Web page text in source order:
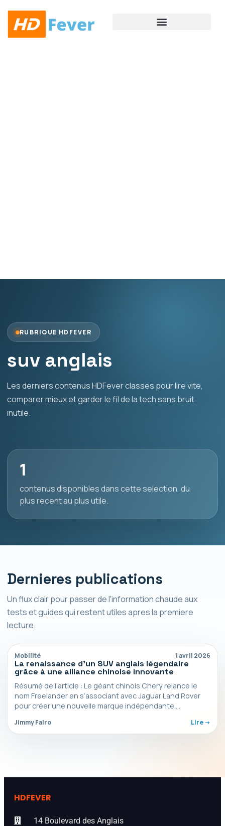
RUBRIQUE HDFEVER
suv anglais
Les derniers contenus HDFever classes pour lire vite,
comparer mieux et garder le fil de la tech sans bruit
inutile.
1
contenus disponibles dans cette selection, du
plus recent au plus utile.
Dernieres publications
Un flux clair pour passer de l'information chaude aux
tests et guides qui restent utiles apres la premiere
lecture.
Mobilité 1 avril 2026
La renaissance d’un SUV anglais légendaire
grâce à une alliance chinoise innovante
Résumé de l’article : Le géant chinois Chery relance le
nom Freelander en s’associant avec Jaguar Land Rover
pour créer une nouvelle marque indépendante.…
Jimmy Falro Lire ->
HDFEVER
14 Boulevard des Anglais